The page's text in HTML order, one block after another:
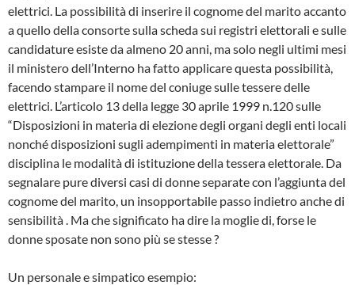
elettrici. La possibilità di inserire il cognome del marito accanto
a quello della consorte sulla scheda sui registri elettorali e sulle
candidature esiste da almeno 20 anni, ma solo negli ultimi mesi
il ministero dell’Interno ha fatto applicare questa possibilità,
facendo stampare il nome del coniuge sulle tessere delle
elettrici. L’articolo 13 della legge 30 aprile 1999 n.120 sulle
“Disposizioni in materia di elezione degli organi degli enti locali
nonché disposizioni sugli adempimenti in materia elettorale”
disciplina le modalità di istituzione della tessera elettorale. Da
segnalare pure diversi casi di donne separate con l’aggiunta del
cognome del marito, un insopportabile passo indietro anche di
sensibilità . Ma che significato ha dire la moglie di, forse le
donne sposate non sono più se stesse ?
Un personale e simpatico esempio: